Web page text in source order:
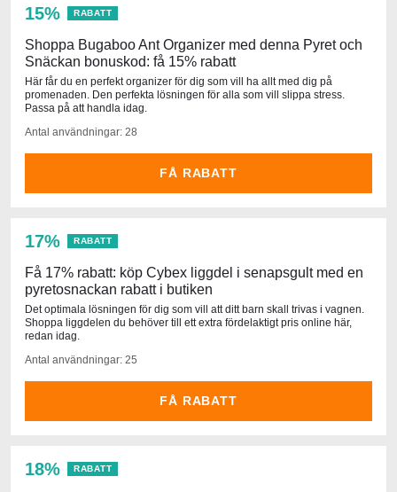
15% RABATT
Shoppa Bugaboo Ant Organizer med denna Pyret och
Snäckan bonuskod: få 15% rabatt
Här får du en perfekt organizer för dig som vill ha allt med dig på
promenaden. Den perfekta lösningen för alla som vill slippa stress.
Passa på att handla idag.
Antal användningar: 28
FÅ RABATT
17% RABATT
Få 17% rabatt: köp Cybex liggdel i senapsgult med en
pyretosnackan rabatt i butiken
Det optimala lösningen för dig som vill att ditt barn skall trivas i vagnen.
Shoppa liggdelen du behöver till ett extra fördelaktigt pris online här,
redan idag.
Antal användningar: 25
FÅ RABATT
18% RABATT